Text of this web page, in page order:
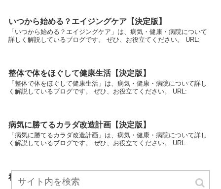
いつから始める？エイジングケア【決定版】
「いつから始める？エイジングケア」は、病気・健康・病院について
詳しく解説しているブログです。 ぜひ、お役立てください。 URL:
整体で体をほぐして健康生活【決定版】
「整体で体をほぐして健康生活」は、病気・健康・病院について詳し
く解説しているブログです。 ぜひ、お役立てください。 URL:
病気に勝てるカラダ改造計画【決定版】
「病気に勝てるカラダ改造計画」は、病気・健康・病院について詳し
く解説しているブログです。 ぜひ、お役立てください。 URL:
私が病気から復活した５つの秘密【決定版】
「私が病気から復活した５つの秘密」は、病気・健康・病院について